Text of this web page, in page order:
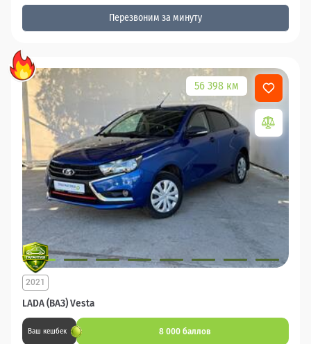
Перезвоним за минуту
56 398 км
LADA (ВАЗ) Vesta
2021
Ваш кешбек 8 000 баллов